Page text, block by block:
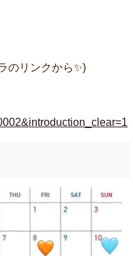
のリンクから✨)